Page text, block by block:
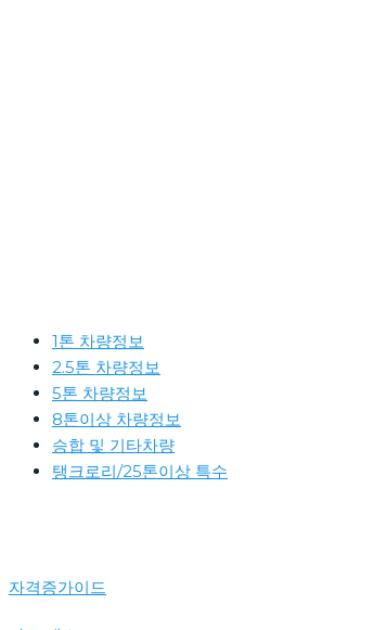
1톤 차량정보
2.5톤 차량정보
5톤 차량정보
8톤이상 차량정보
승합 및 기타차량
탱크로리/25톤이상 특수
자격증가이드